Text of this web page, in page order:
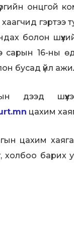
онцгой
хаагчид
болон
сарын 16-ны
бусад үйл
дээд
цахим
цахим
холбоо